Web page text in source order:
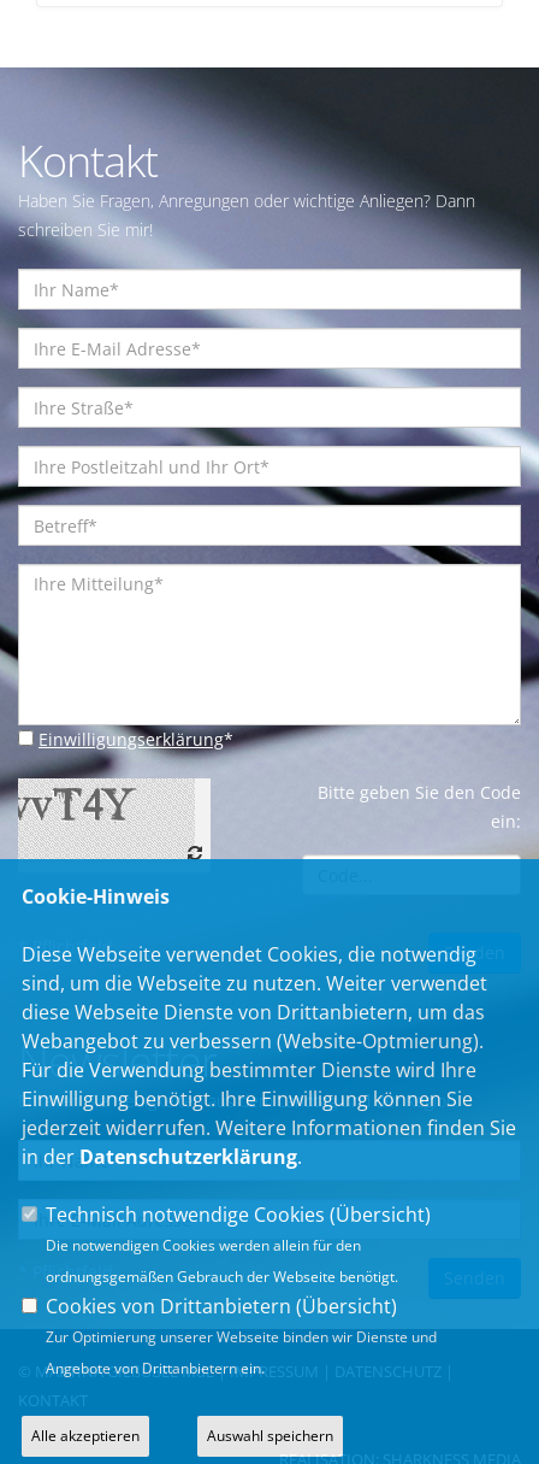
Kontakt
Haben Sie Fragen, Anregungen oder wichtige Anliegen? Dann
schreiben Sie mir!
Einwilligungserklärung*
Bitte geben Sie den Code
ein:
* Pflichtfeld
Newsletter
Erhalten Sie Neuigkeiten aus dem Landtag und der Region.
* Pflichtfeld
© MARTINA GIEßÜBEL MdL |IMPRESSUM DATENSCHUTZ
KONTAKT
REALISATION: SHARKNESS MEDIA
Cookie-Hinweis
Diese Webseite verwendet Cookies, die notwendig
sind, um die Webseite zu nutzen. Weiter verwendet
diese Webseite Dienste von Drittanbietern, um das
Webangebot zu verbessern (Website-Optmierung).
Für die Verwendung bestimmter Dienste wird Ihre
Einwilligung benötigt. Ihre Einwilligung können Sie
jederzeit widerrufen. Weitere Informationen finden Sie
in der Datenschutzerklärung.
Technisch notwendige Cookies (Übersicht)
Die notwendigen Cookies werden allein für den
ordnungsgemäßen Gebrauch der Webseite benötigt.
Cookies von Drittanbietern (Übersicht)
Zur Optimierung unserer Webseite binden wir Dienste und
Angebote von Drittanbietern ein.
Alle akzeptieren Auswahl speichern